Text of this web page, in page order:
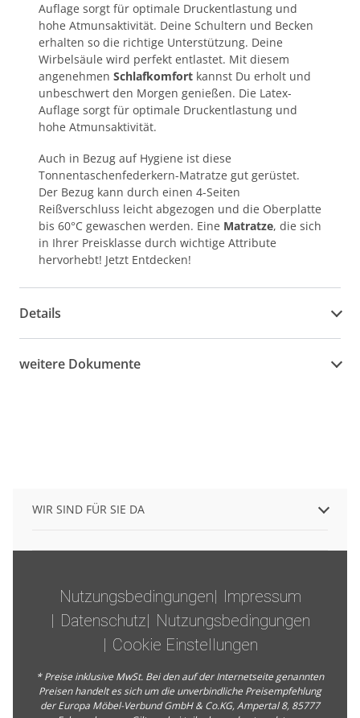
Auflage sorgt für optimale Druckentlastung und
hohe Atmunsaktivität. Deine Schultern und Becken
erhalten so die richtige Unterstützung. Deine
Wirbelsäule wird perfekt entlastet. Mit diesem
angenehmen Schlafkomfort kannst Du erholt und
unbeschwert den Morgen genießen. Die Latex-
Auflage sorgt für optimale Druckentlastung und
hohe Atmunsaktivität.
Auch in Bezug auf Hygiene ist diese
Tonnentaschenfederkern-Matratze gut gerüstet.
Der Bezug kann durch einen 4-Seiten
Reißverschluss leicht abgezogen und die Oberplatte
bis 60°C gewaschen werden. Eine Matratze, die sich
in Ihrer Preisklasse durch wichtige Attribute
hervorhebt! Jetzt Entdecken!
Details
weitere Dokumente
WIR SIND FÜR SIE DA
Nutzungsbedingungen
Impressum
Datenschutz
Nutzungsbedingungen
Cookie Einstellungen
* Preise inklusive MwSt. Bei den auf der Internetseite genannten
Preisen handelt es sich um die unverbindliche Preisempfehlung
der Europa Möbel-Verbund GmbH & Co.KG, Ampertal 8, 85777